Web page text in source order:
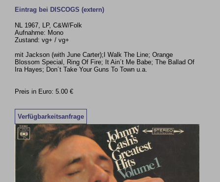
Eintrag bei DISCOGS (extern)
NL 1967, LP, C&W/Folk
Aufnahme: Mono
Zustand: vg+ / vg+
mit Jackson (with June Carter);I Walk The Line; Orange
Blossom Special, Ring Of Fire; It Ain´t Me Babe; The Ballad Of
Ira Hayes; Don´t Take Your Guns To Town u.a.
Preis in Euro: 5.00 €
Verfügbarkeitsanfrage